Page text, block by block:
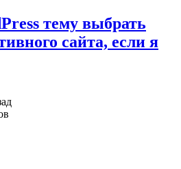
тему выбрать
сайта, если я